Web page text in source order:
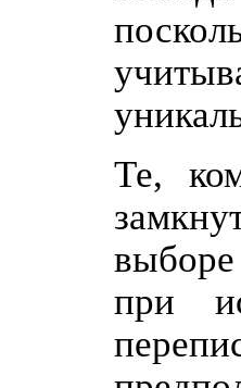
Те,
при